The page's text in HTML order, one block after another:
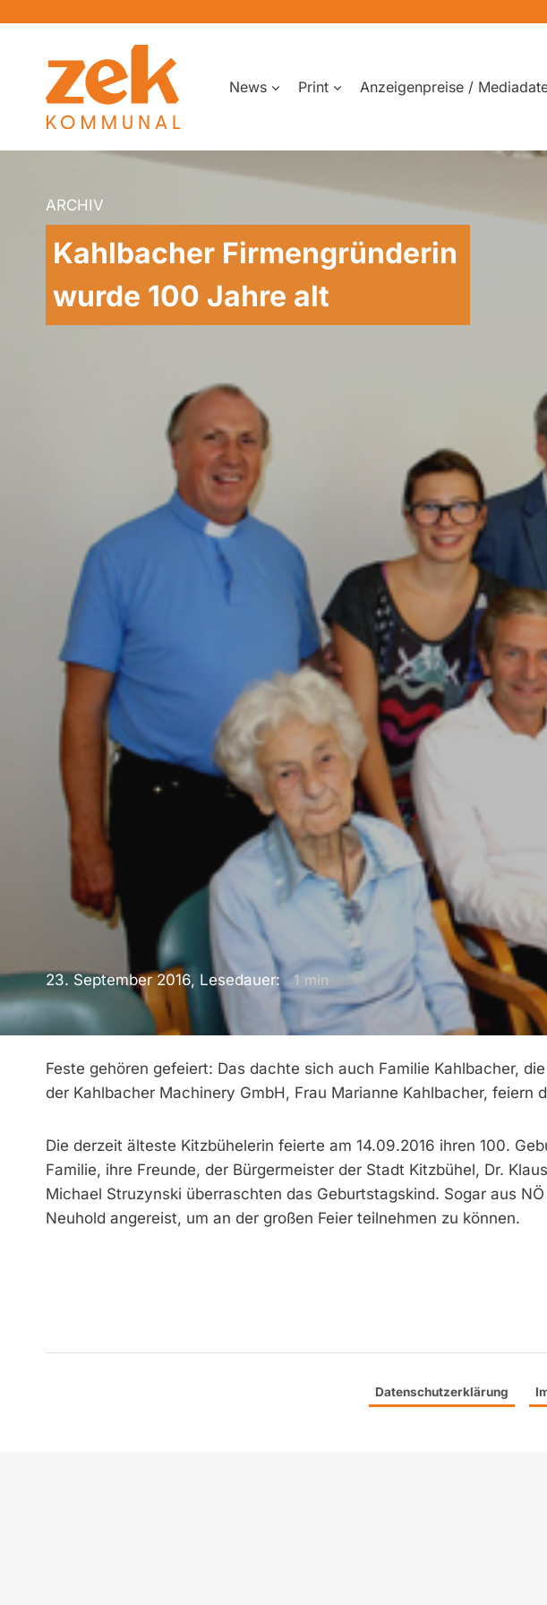
springen
News Print Anzeigenpreise /
ARCHIV
Kahlbacher Firmengründerin
wurde 100 Jahre alt
23. September 2016, Lesedauer: 1 min
Feste gehören gefeiert: Das dachte sich auch Familie Kahlbacher,
der Kahlbacher Machinery GmbH, Frau Marianne Kahlbacher, feiern
Die derzeit älteste Kitzbühelerin feierte am 14.09.2016 ihren 100.
Familie, ihre Freunde, der Bürgermeister der Stadt Kitzbühel, Dr.
Michael Struzynski überraschten das Geburtstagskind. Sogar aus
Neuhold angereist, um an der großen Feier teilnehmen zu können.
Datenschutzerklärung